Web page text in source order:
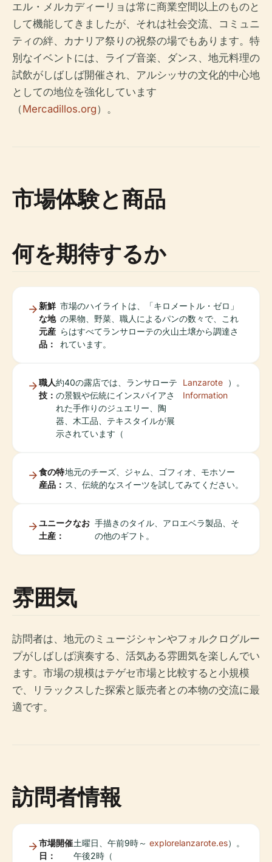
エル・メルカディーリョは常に商業空間以上のものと
して機能してきましたが、それは社会交流、コミュニ
ティの絆、カナリア祭りの祝祭の場でもあります。特
別なイベントには、ライブ音楽、ダンス、地元料理の
試飲がしばしば開催され、アルシッサの文化的中心地
としての地位を強化しています
（Mercadillos.org）。
市場体験と商品
何を期待するか
新鮮
な地
元産
品：
市場のハイライトは、「キロメートル・ゼロ」
の果物、野菜、職人によるパンの数々で、これ
らはすべてランサローテの火山土壌から調達さ
れています。
職人
技：
約40の露店では、ランサローテ
の景観や伝統にインスパイアさ
れた手作りのジュエリー、陶
器、木工品、テキスタイルが展
示されています（
Lanzarote
Information
）。
食の特
産品：
地元のチーズ、ジャム、ゴフィオ、モホソー
ス、伝統的なスイーツを試してみてください。
ユニークなお
土産：
手描きのタイル、アロエベラ製品、そ
の他のギフト。
雰囲気
訪問者は、地元のミュージシャンやフォルクログルー
プがしばしば演奏する、活気ある雰囲気を楽しんでい
ます。市場の規模はテゲセ市場と比較すると小規模
で、リラックスした探索と販売者との本物の交流に最
適です。
訪問者情報
市場開催
日：
土曜日、午前9時～
午後2時（
explorelanzarote.es）。